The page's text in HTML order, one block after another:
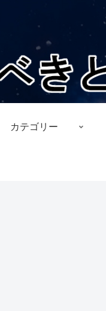
カテゴリー